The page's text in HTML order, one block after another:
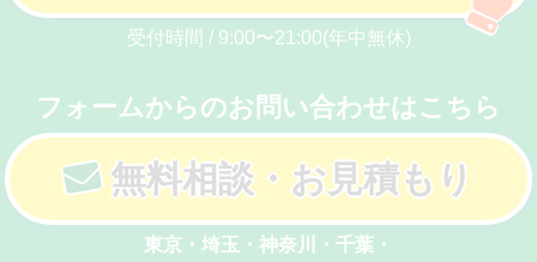
受付時間 / 9:00〜21:00(年中無休)
フォームからのお問い合わせはこちら
無料相談・お見積もり
東京・埼玉・神奈川・千葉・